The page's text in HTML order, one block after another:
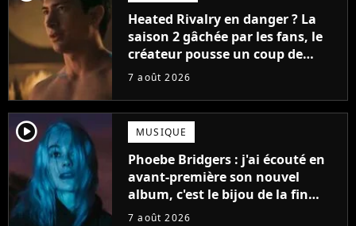
Heated Rivalry en danger ? La
saison 2 gâchée par les fans, le
créateur pousse un coup de
gueule
7 août 2026
player2 MUSIQUE
Phoebe Bridgers : j'ai écouté en
avant-première son nouvel
album, c'est le bijou de la fin
d'été
7 août 2026